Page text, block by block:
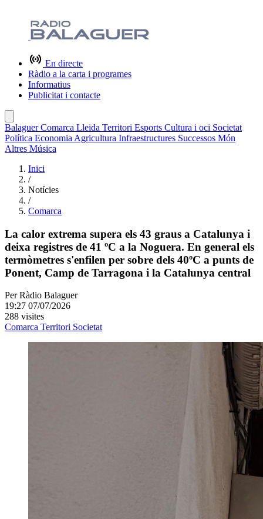
En directe
Ràdio a la carta i programes
Informatius
Publicitat i contacte
BalaguerComarca Lleida Territori Esports Cultura i oci Societat
Política Economia Agricultura Infraestructures Successos Món
Altres Música
Inici
/
Notícies
/
Comarca
La calor extrema supera els 43 graus a Catalunya i
deixa registres de 41 ºC a la Noguera. En general els
termòmetres s'enfilen per sobre dels 40ºC a punts de
Ponent, Camp de Tarragona i la Catalunya central
Per Ràdio Balaguer
19:27 07/07/2026
288 visites
Comarca Territori Societat